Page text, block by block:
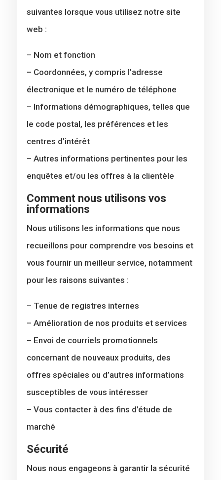
suivantes lorsque vous utilisez notre site
web :
– Nom et fonction
– Coordonnées, y compris l’adresse
électronique et le numéro de téléphone
– Informations démographiques, telles que
le code postal, les préférences et les
centres d’intérêt
– Autres informations pertinentes pour les
enquêtes et/ou les offres à la clientèle
Comment nous utilisons vos
informations
Nous utilisons les informations que nous
recueillons pour comprendre vos besoins et
vous fournir un meilleur service, notamment
pour les raisons suivantes :
– Tenue de registres internes
– Amélioration de nos produits et services
– Envoi de courriels promotionnels
concernant de nouveaux produits, des
offres spéciales ou d’autres informations
susceptibles de vous intéresser
– Vous contacter à des fins d’étude de
marché
Sécurité
Nous nous engageons à garantir la sécurité